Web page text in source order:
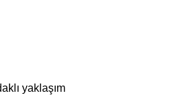
yaklaşım